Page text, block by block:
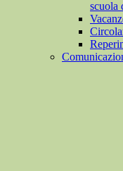
scuola